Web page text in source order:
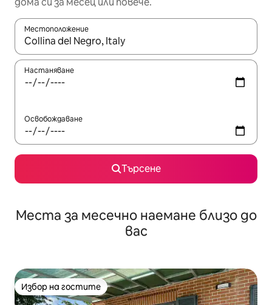
Местоположение
Когато резултатите се покажат, използвайте
Настаняване
Освобождаване
Търсене
Места за месечно наемане близо до
вас
Избор на гостите
Избор на гостите